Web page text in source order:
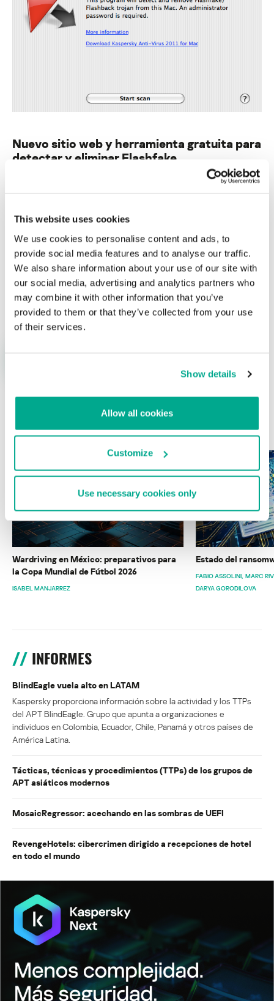
This website uses cookies
We use cookies to personalise content and ads, to
provide social media features and to analyse our traffic.
We also share information about your use of our site with
our social media, advertising and analytics partners who
may combine it with other information that you’ve
provided to them or that they’ve collected from your use
of their services.
Show details
Allow all cookies
Customize
Use necessary cookies only
Nuevo sitio web y herramienta gratuita para
detectar y eliminar Flashfake
Su dirección de correo electrónico no será publicada. Los
Correo electrónico
ÚLTIMAS PUBLICACIONES
Wardriving en México: preparativos para
la Copa Mundial de Fútbol 2026
ISABEL MANJARREZ
Estado del
FABIO ASSOLINI MARC
DARYA GORODILOVA
INFORMES
BlindEagle vuela alto en LATAM
Kaspersky proporciona información sobre la actividad y los TTPs
del APT BlindEagle. Grupo que apunta a organizaciones e
individuos en Colombia, Ecuador, Chile, Panamá y otros países de
América Latina.
Tácticas, técnicas y procedimientos (TTPs) de los grupos de
APT asiáticos modernos
MosaicRegressor: acechando en las sombras de UEFI
RevengeHotels: cibercrimen dirigido a recepciones de hotel
en todo el mundo